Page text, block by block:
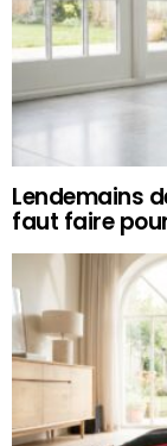
Lendemains
faut faire